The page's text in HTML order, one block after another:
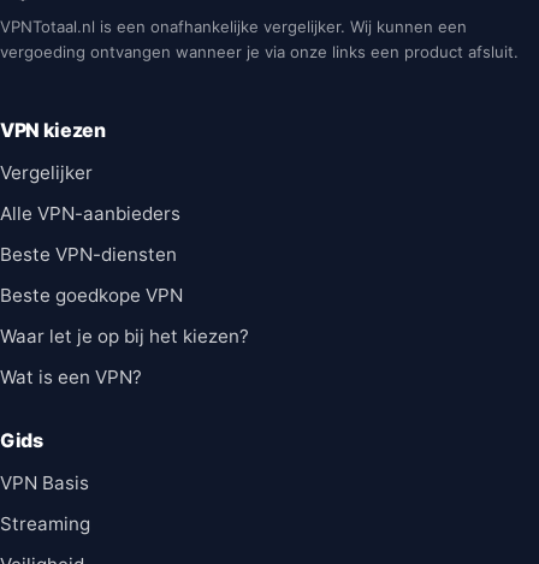
VPNTotaal.nl is een onafhankelijke vergelijker. Wij kunnen een
vergoeding ontvangen wanneer je via onze links een product afsluit.
VPN kiezen
Vergelijker
Alle VPN-aanbieders
Beste VPN-diensten
Beste goedkope VPN
Waar let je op bij het kiezen?
Wat is een VPN?
Gids
VPN Basis
Streaming